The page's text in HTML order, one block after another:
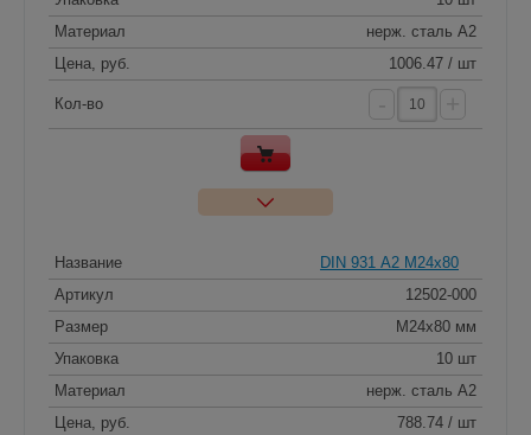
Материал
нерж. сталь A2
Цена, руб.
1006.47 / шт
Кол-во
Название
DIN 931 А2 M24x80
Артикул
12502-000
Размер
M24x80 мм
Упаковка
10 шт
Материал
нерж. сталь A2
Цена, руб.
788.74 / шт